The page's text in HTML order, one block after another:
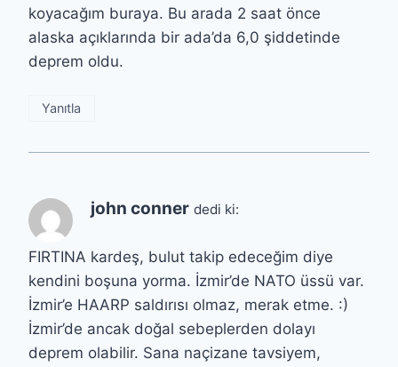
koyacağım buraya. Bu arada 2 saat önce
alaska açıklarında bir ada’da 6,0 şiddetinde
deprem oldu.
Yanıtla
john conner dedi ki:
FIRTINA kardeş, bulut takip edeceğim diye
kendini boşuna yorma. İzmir’de NATO üssü var.
İzmir’e HAARP saldırısı olmaz, merak etme. :)
İzmir’de ancak doğal sebeplerden dolayı
deprem olabilir. Sana naçizane tavsiyem,